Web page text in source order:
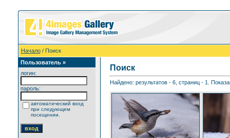
Начало/ Поиск
Пользователь »
логин:
пароль:
автоматический вход
при следующем
посещении.
Поиск
Найдено: результатов - 6, страниц - 1.